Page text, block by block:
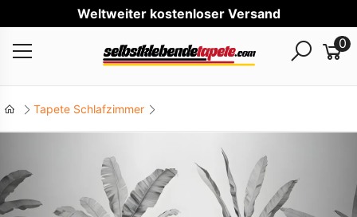
Wel
0
Tapete Schlafzimmer